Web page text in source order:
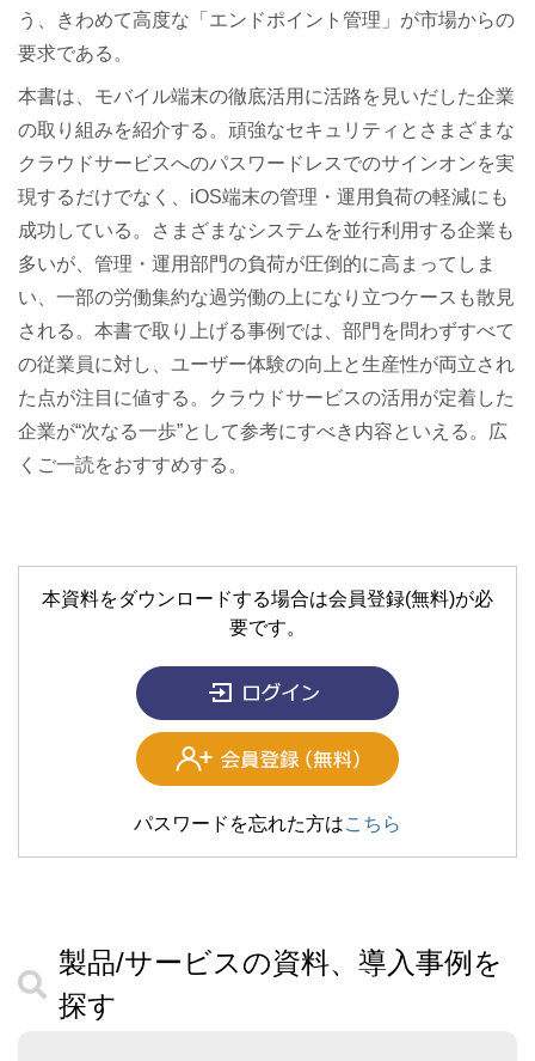
う、きわめて高度な「エンドポイント管理」が市場からの
要求である。
本書は、モバイル端末の徹底活用に活路を見いだした企業
の取り組みを紹介する。頑強なセキュリティとさまざまな
クラウドサービスへのパスワードレスでのサインオンを実
現するだけでなく、iOS端末の管理・運用負荷の軽減にも
成功している。さまざまなシステムを並行利用する企業も
多いが、管理・運用部門の負荷が圧倒的に高まってしま
い、一部の労働集約な過労働の上になり立つケースも散見
される。本書で取り上げる事例では、部門を問わずすべて
の従業員に対し、ユーザー体験の向上と生産性が両立され
た点が注目に値する。クラウドサービスの活用が定着した
企業が“次なる一歩”として参考にすべき内容といえる。広
くご一読をおすすめする。
本資料をダウンロードする場合は会員登録(無料)が必
要です。
パスワードを忘れた方はこちら
製品/サービスの資料、導入事例を
探す